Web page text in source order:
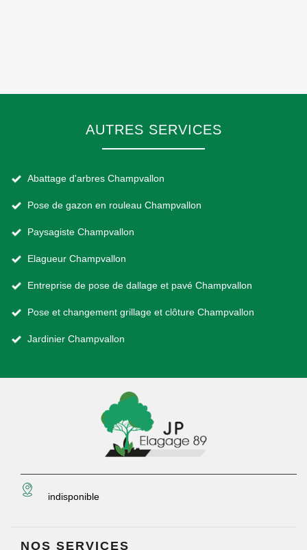
AUTRES SERVICES
Abattage d'arbres Champvallon
Pose de gazon en rouleau Champvallon
Paysagiste Champvallon
Elagueur Champvallon
Entreprise de pose de dallage et pavé Champvallon
Pose et changement grillage et clôture Champvallon
Jardinier Champvallon
indisponible
NOS SERVICES